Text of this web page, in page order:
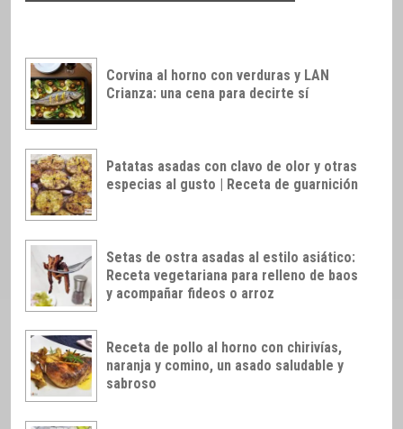
Corvina al horno con verduras y LAN
Crianza: una cena para decirte sí
Patatas asadas con clavo de olor y otras
especias al gusto | Receta de guarnición
Setas de ostra asadas al estilo asiático:
Receta vegetariana para relleno de baos
y acompañar fideos o arroz
Receta de pollo al horno con chirivías,
naranja y comino, un asado saludable y
sabroso